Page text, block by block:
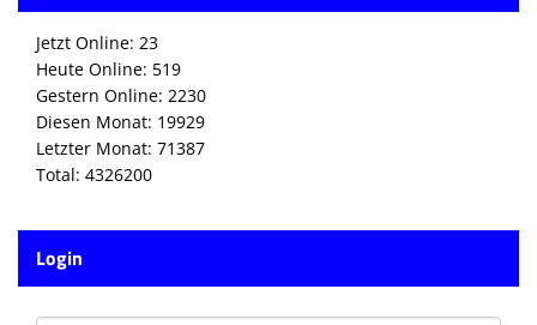
Jetzt Online: 23
Heute Online: 519
Gestern Online: 2230
Diesen Monat: 19929
Letzter Monat: 71387
Total: 4326200
Login